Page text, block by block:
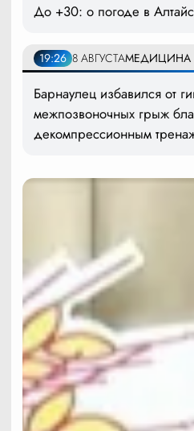
До +30: о погоде в
19:26 8 АВГУСТАМЕДИЦИНА
Барнаулец избавился от
межпозвоночных грыж
декомпрессионным